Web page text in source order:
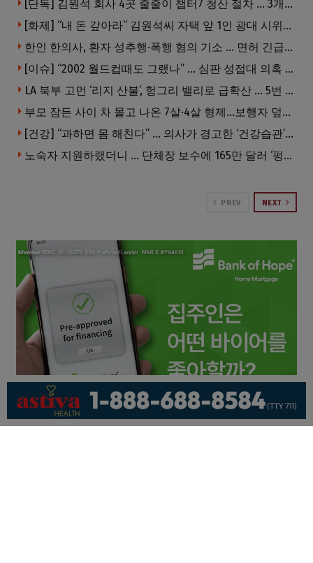
[단독] 김원석 회사 4곳 줄줄이 챕터7 청산 절차 … 3개 법인 같은 날 동시 파산 신청
[화제] “내 돈 갚아라” 김원석씨 자택 앞 1인 광대 시위 … 한인 투자사, “108만 달러 못받아”
한인 한의사, 환자 성추행·폭행 혐의 기소 … 면허 긴급정지
[이슈] “2002 월드컵때도 그랬나” … 심판 성접대 의혹 해외로 일파만파, 4강 신화까지 불똥
LA 북부 고먼 ‘리지 산불’, 헝그리 밸리로 급확산 … 5번 Fwy 양방향 전면 폐쇄
부모 잠든 사이 차 몰고 나온 7살·4살 형제…보행자 덮쳐 중태
[건강] “과하면 몸 해친다” … 의사가 경고한 ‘건강습관’ 5가지
노숙자 지원하랬더니 … 단체장 보수에 165만 달러 ‘펑펑’
PREV NEXT